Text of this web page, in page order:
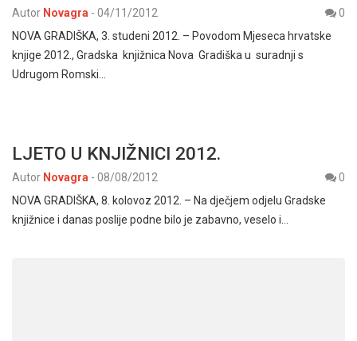
Autor Novagra - 04/11/2012
0
NOVA GRADIŠKA, 3. studeni 2012. – Povodom Mjeseca hrvatske
knjige 2012., Gradska knjižnica Nova Gradiška u suradnji s
Udrugom Romski…
LJETO U KNJIŽNICI 2012.
Autor Novagra - 08/08/2012
0
NOVA GRADIŠKA, 8. kolovoz 2012. – Na dječjem odjelu Gradske
knjižnice i danas poslije podne bilo je zabavno, veselo i…